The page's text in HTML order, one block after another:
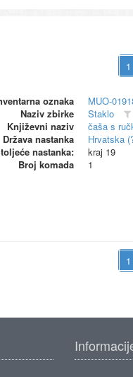
oznaka
MUO-
Naziv zbirke
Staklo
Književni naziv
čaša s
Država nastanka
Hrvatska
nastanka:
kraj 19
Broj komada
1